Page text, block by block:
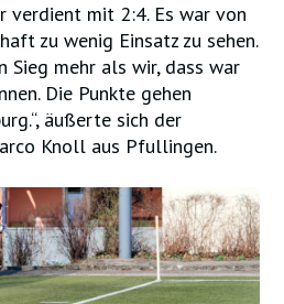
verdient mit 2:4. Es war von
zu wenig Einsatz zu sehen.
mehr als wir, dass war
Die Punkte gehen
äußerte sich der
Knoll aus Pfullingen.